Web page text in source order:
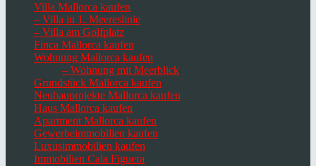
Villa Mallorca kaufen
– Villa in 1. Meereslinie
– Villa am Golfplatz
Finca Mallorca kaufen
Wohnung Mallorca kaufen
– Wohnung mit Meerblick
Grundstück Mallorca kaufen
Neubauprojekte Mallorca kaufen
Haus Mallorca kaufen
Apartment Mallorca kaufen
Gewerbeimmobilien kaufen
Luxusimmobilien kaufen
Immobilien Cala Figuera